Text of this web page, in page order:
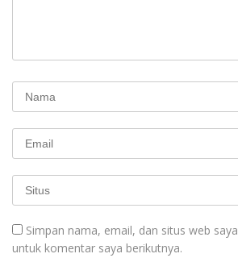
Simpan nama, email, dan situs web
untuk komentar saya berikutnya.